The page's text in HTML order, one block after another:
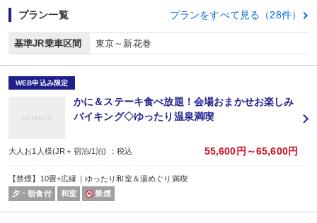
プラン一覧 プランをすべて見る（28件）
基準JR乗車区間 東京～新花巻
WEB申込み限定
かに＆ステーキ食べ放題！会場おまかせお楽しみ
バイキング◇ゆったり温泉満喫
大人お1人様(JR＋宿泊/1泊) ：税込 55,600円～65,600円
【禁煙】10畳+広縁｜ゆったり和室＆湯めぐり満喫
夕・朝食付
和室 禁煙